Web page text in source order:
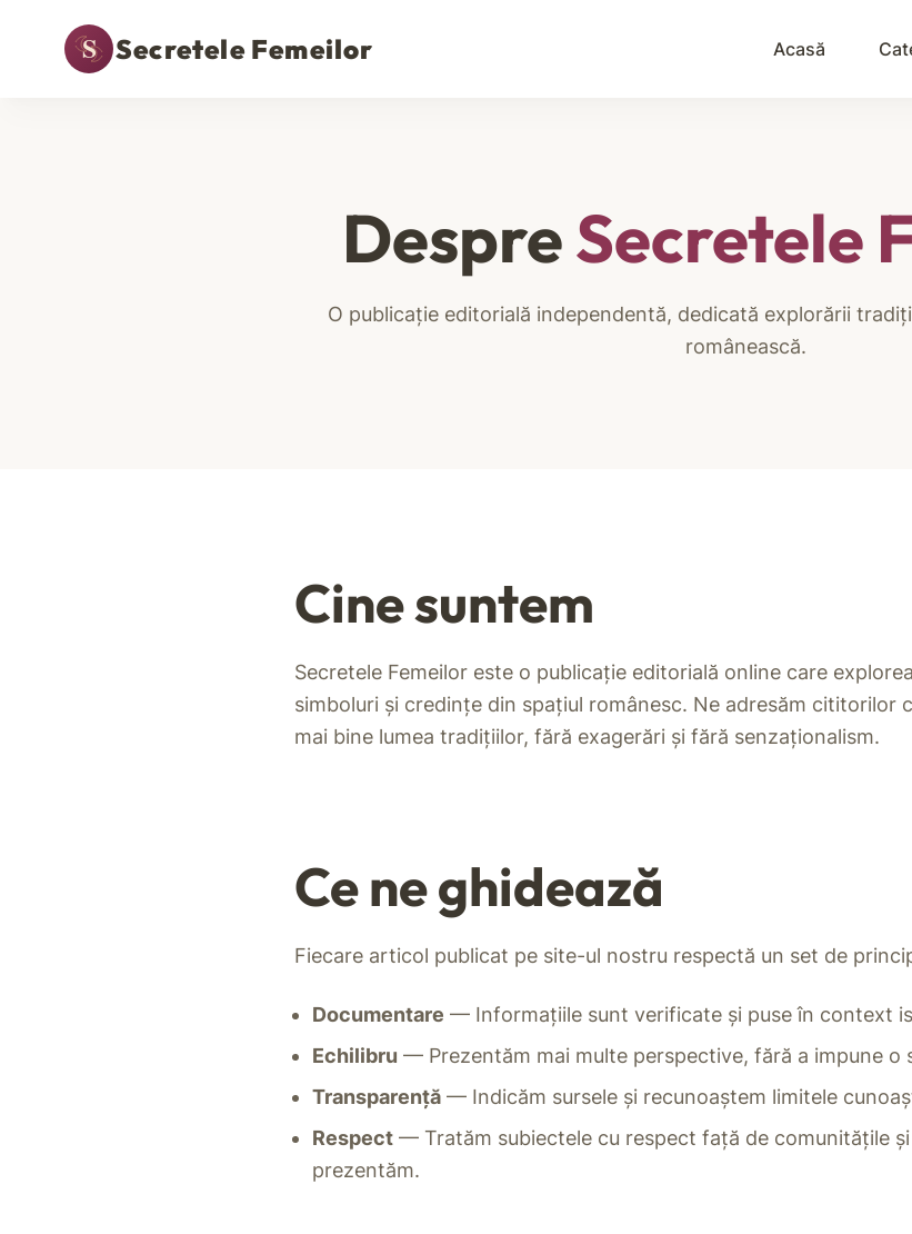
Secretele Femeilor Acasă
DespreSecretele
O publicație editorială independentă, dedicată explorării
românească.
Cine suntem
Secretele Femeilor este o publicație editorială online care
simboluri și credințe din spațiul românesc. Ne adresăm cititorilor
mai bine lumea tradițiilor, fără exagerări și fără senzaționalism.
Ce ne ghidează
Fiecare articol publicat pe site-ul nostru respectă un set de
Documentare — Informațiile sunt verificate și puse în context
Echilibru — Prezentăm mai multe perspective, fără a impune o
Transparență — Indicăm sursele și recunoaștem limitele
Respect — Tratăm subiectele cu respect față de comunitățile
prezentăm.